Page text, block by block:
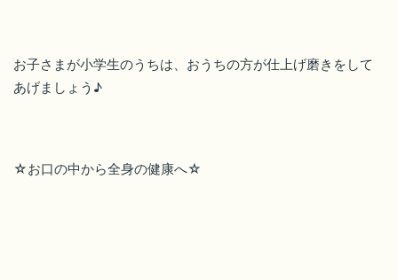
お子さまが小学生のうちは、おうちの方が仕上げ磨きをして
あげましょう♪
☆お口の中から全身の健康へ☆